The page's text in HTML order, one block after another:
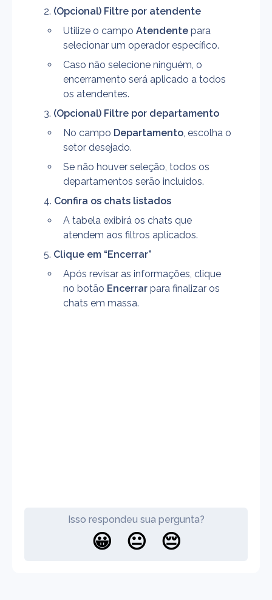
(Opcional) Filtre por atendente
Utilize o campo Atendente para
selecionar um operador específico.
Caso não selecione ninguém, o
encerramento será aplicado a todos
os atendentes.
(Opcional) Filtre por departamento
No campo Departamento, escolha o
setor desejado.
Se não houver seleção, todos os
departamentos serão incluídos.
Confira os chats listados
A tabela exibirá os chats que
atendem aos filtros aplicados.
Clique em “Encerrar”
Após revisar as informações, clique
no botão Encerrar para finalizar os
chats em massa.
Isso respondeu sua pergunta?
😀 😐 😔